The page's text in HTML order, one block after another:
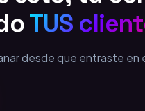
esto, tu
TUS
desde que entraste en